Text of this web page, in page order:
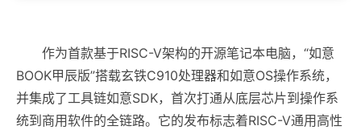
作为首款基于RISC-V架构的开源笔记本电脑，“如意
BOOK甲辰版”搭载玄铁C910处理器和如意OS操作系统，
并集成了工具链如意SDK，首次打通从底层芯片到操作系
统到商用软件的全链路。它的发布标志着RISC-V通用高性